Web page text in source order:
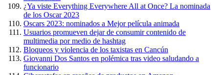
¿Ya viste Everything Everywhere All at Once? La nominada
de los Oscar 2023
Oscars 2023: nominados a Mejor película animada
Usuarios promueven dejar de consumir contenido de
multimedia por medio de hashtag
Bloqueos y violencia de los taxistas en Cancún
Giovanni Dos Santos en polémica tras video saludando a
funcionario